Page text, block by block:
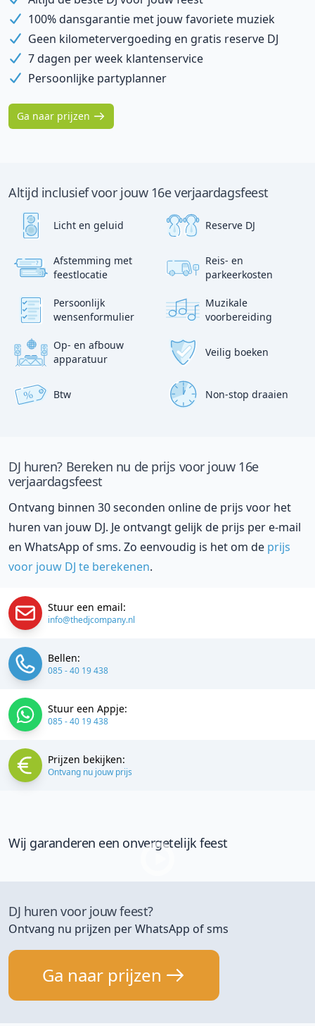
100% dansgarantie met jouw favoriete muziek
Geen kilometervergoeding en gratis reserve DJ
7 dagen per week klantenservice
Persoonlijke partyplanner
Ga naar prijzen
Altijd inclusief voor jouw 16e verjaardagsfeest
Licht en geluid Reserve DJ
?
:)
Afstemming met
feestlocatie
p
Reis- en
parkeerkosten
Persoonlijk
wensenformulier
Muzikale
voorbereiding
Op- en afbouw
apparatuur
Veilig boeken
% Btw Non-stop draaien
DJ huren? Bereken nu de prijs voor jouw 16e
verjaardagsfeest
Ontvang binnen 30 seconden online de prijs voor het
huren van jouw DJ. Je ontvangt gelijk de prijs per e-mail
en WhatsApp of sms. Zo eenvoudig is het om de prijs
voor jouw DJ te berekenen.
Stuur een email:
info@thedjcompany.nl
Bellen:
085 - 40 19 438
Stuur een Appje:
085 - 40 19 438
Prijzen bekijken:
Ontvang nu jouw prijs
Wij garanderen een onvergetelijk feest
DJ huren voor jouw feest?
Ontvang nu prijzen per WhatsApp of sms
Ga naar prijzen